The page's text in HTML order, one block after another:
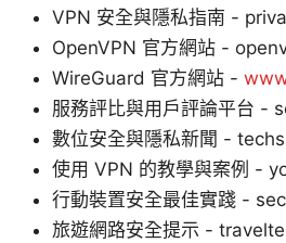
VPN 安全與隱私指南 -
OpenVPN 官方網站 -
WireGuard 官方網站 -
服務評比與用戶評論平台 -
數位安全與隱私新聞 -
使用 VPN 的教學與案例 -
行動裝置安全最佳實踐 -
旅遊網路安全提示 -